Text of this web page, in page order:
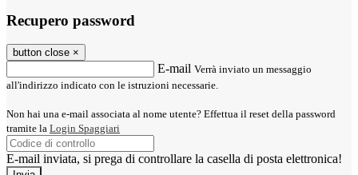
Recupero password
button close ×
E-mail Verrà inviato un messaggio
all'indirizzo indicato con le istruzioni necessarie.
Non hai una e-mail associata al nome utente? Effettua il reset della password
tramite la Login Spaggiari
E-mail inviata, si prega di controllare la casella di posta elettronica!